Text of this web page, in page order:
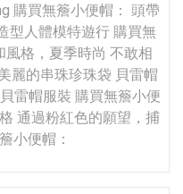
購買無簷小便帽： 頭帶
型人體模特遊行 購買無
格，夏季時尚 不敢相
麗的串珠珍珠袋 貝雷帽
雷帽服裝 購買無簷小便
通過粉紅色的願望，捕
小便帽：